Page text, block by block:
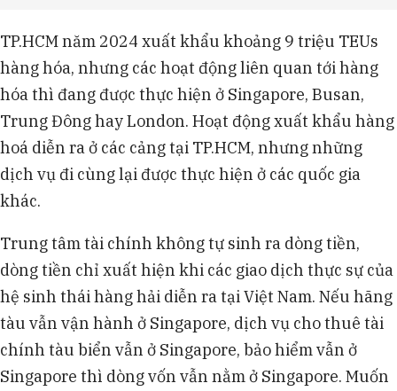
TP.HCM năm 2024 xuất khẩu khoảng 9 triệu TEUs
hàng hóa, nhưng các hoạt động liên quan tới hàng
hóa thì đang được thực hiện ở Singapore, Busan,
Trung Đông hay London. Hoạt động xuất khẩu hàng
hoá diễn ra ở các cảng tại TP.HCM, nhưng những
dịch vụ đi cùng lại được thực hiện ở các quốc gia
khác.
Trung tâm tài chính không tự sinh ra dòng tiền,
dòng tiền chỉ xuất hiện khi các giao dịch thực sự của
hệ sinh thái hàng hải diễn ra tại Việt Nam. Nếu hãng
tàu vẫn vận hành ở Singapore, dịch vụ cho thuê tài
chính tàu biển vẫn ở Singapore, bảo hiểm vẫn ở
Singapore thì dòng vốn vẫn nằm ở Singapore. Muốn